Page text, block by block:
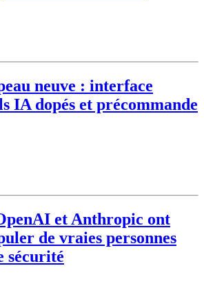
neuve : interface
IA dopés et précommande
et Anthropic ont
de vraies personnes
sécurité